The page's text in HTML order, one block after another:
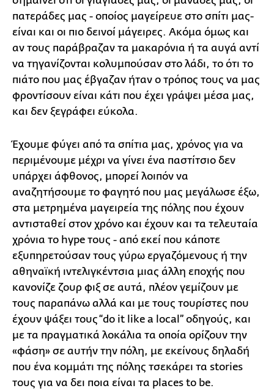
πατεράδες μας - οποίος μαγείρευε στο σπίτι μας-
είναι και οι πιο δεινοί μάγειρες. Ακόμα όμως και
αν τους παράβραζαν τα μακαρόνια ή τα αυγά αντί
να τηγανίζονται κολυμπούσαν στο λάδι, το ότι το
πιάτο που μας έβγαζαν ήταν ο τρόπος τους να μας
φροντίσουν είναι κάτι που έχει γράψει μέσα μας,
και δεν ξεγράφει εύκολα.
Έχουμε φύγει από τα σπίτια μας, χρόνος για να
περιμένουμε μέχρι να γίνει ένα παστίτσιο δεν
υπάρχει άφθονος, μπορεί λοιπόν να
αναζητήσουμε το φαγητό που μας μεγάλωσε έξω,
στα μετρημένα μαγειρεία της πόλης που έχουν
αντισταθεί στον χρόνο και έχουν και τα τελευταία
χρόνια το hype τους - από εκεί που κάποτε
εξυπηρετούσαν τους γύρω εργαζόμενους ή την
αθηναϊκή ιντελιγκέντσια μιας άλλη εποχής που
κανονίζε ζουρ φιξ σε αυτά, πλέον γεμίζουν με
τους παραπάνω αλλά και με τους τουρίστες που
έχουν ψάξει τους “do it like a local” οδηγούς, και
με τα πραγματικά λοκάλια τα οποία ορίζουν την
«φάση» σε αυτήν την πόλη, με εκείνους δηλαδή
που ένα κομμάτι της πόλης τσεκάρει τα stories
τους για να δει ποια είναι τα places to be.